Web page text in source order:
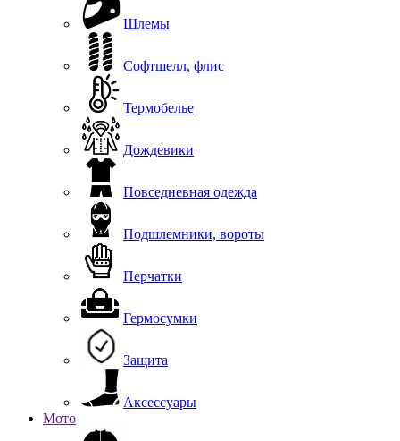
Шлемы
Софтшелл, флис
Термобелье
Дождевики
Повседневная одежда
Подшлемники, вороты
Перчатки
Гермосумки
Защита
Аксессуары
Мото